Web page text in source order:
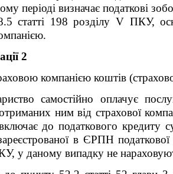
періоді визначає податкові
статті 198 розділу V ПКУ,
2
компанією коштів
самостійно оплачує
ним від страхової
до податкового кредиту
в ЄРПН
у даному випадку не